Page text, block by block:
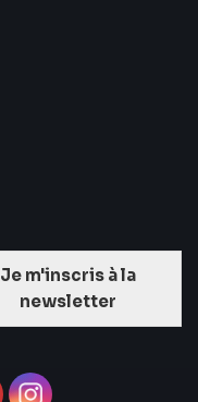
Je m'inscris à la
newsletter